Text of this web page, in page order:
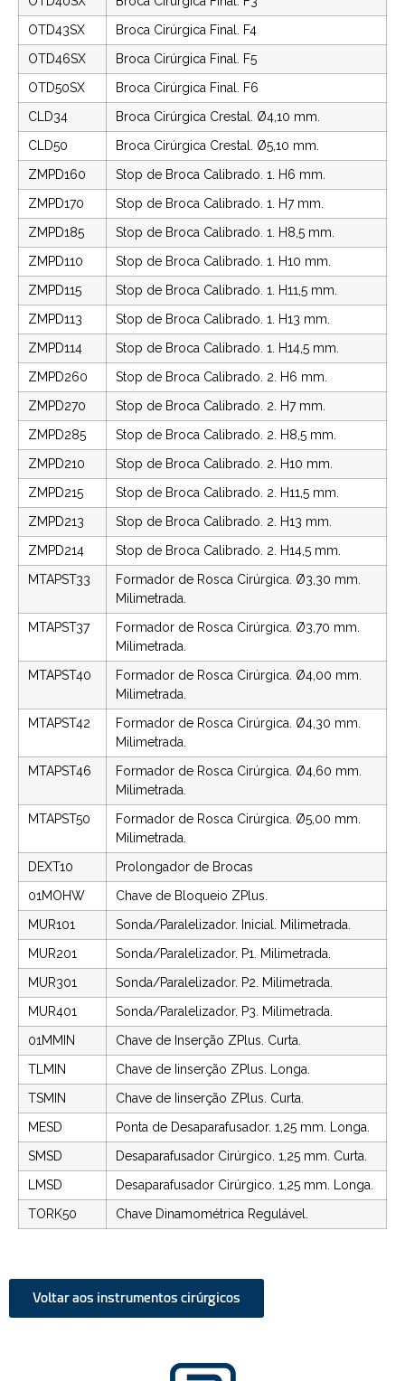
OTD43SX
Broca Cirúrgica Final. F4
OTD46SX
Broca Cirúrgica Final. F5
OTD50SX
Broca Cirúrgica Final. F6
CLD34
Broca Cirúrgica Crestal. Ø4,10 mm.
CLD50
Broca Cirúrgica Crestal. Ø5,10 mm.
ZMPD160
Stop de Broca Calibrado. 1. H6 mm.
ZMPD170
Stop de Broca Calibrado. 1. H7 mm.
ZMPD185
Stop de Broca Calibrado. 1. H8,5 mm.
ZMPD110
Stop de Broca Calibrado. 1. H10 mm.
ZMPD115
Stop de Broca Calibrado. 1. H11,5 mm.
ZMPD113
Stop de Broca Calibrado. 1. H13 mm.
ZMPD114
Stop de Broca Calibrado. 1. H14,5 mm.
ZMPD260
Stop de Broca Calibrado. 2. H6 mm.
ZMPD270
Stop de Broca Calibrado. 2. H7 mm.
ZMPD285
Stop de Broca Calibrado. 2. H8,5 mm.
ZMPD210
Stop de Broca Calibrado. 2. H10 mm.
ZMPD215
Stop de Broca Calibrado. 2. H11,5 mm.
ZMPD213
Stop de Broca Calibrado. 2. H13 mm.
ZMPD214
Stop de Broca Calibrado. 2. H14,5 mm.
MTAPST33
Formador de Rosca Cirúrgica. Ø3,30 mm.
Milimetrada.
MTAPST37
Formador de Rosca Cirúrgica. Ø3,70 mm.
Milimetrada.
MTAPST40
Formador de Rosca Cirúrgica. Ø4,00 mm.
Milimetrada.
MTAPST42
Formador de Rosca Cirúrgica. Ø4,30 mm.
Milimetrada.
MTAPST46
Formador de Rosca Cirúrgica. Ø4,60 mm.
Milimetrada.
MTAPST50
Formador de Rosca Cirúrgica. Ø5,00 mm.
Milimetrada.
DEXT10
Prolongador de Brocas
01MOHW
Chave de Bloqueio ZPlus.
MUR101
Sonda/Paralelizador. Inicial. Milimetrada.
MUR201
Sonda/Paralelizador. P1. Milimetrada.
MUR301
Sonda/Paralelizador. P2. Milimetrada.
MUR401
Sonda/Paralelizador. P3. Milimetrada.
01MMIN
Chave de Inserção ZPlus. Curta.
TLMIN
Chave de Iinserção ZPlus. Longa.
TSMIN
Chave de Iinserção ZPlus. Curta.
MESD
Ponta de Desaparafusador. 1,25 mm. Longa.
SMSD
Desaparafusador Cirúrgico. 1,25 mm. Curta.
LMSD
Desaparafusador Cirúrgico. 1,25 mm. Longa.
TORK50
Chave Dinamométrica Regulável.
Voltar aos instrumentos cirúrgicos